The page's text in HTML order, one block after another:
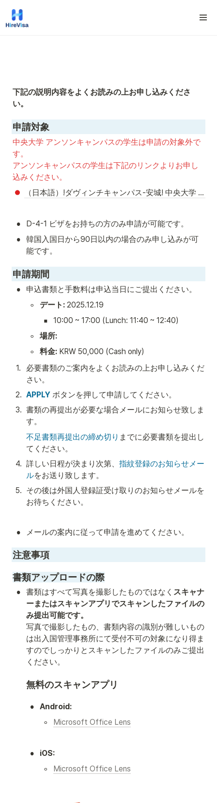
下記の説明内容をよくお読みの上お申し込みくださ
い。
申請対象
中央大学 アンソンキャンパスの学生は申請の対象外で
す。
アンソンキャンパスの学生は下記のリンクよりお申し
込みください。
（日本語）!ダヴィンチキャンパス-安城! 中央大学 言語教育院
• D-4-1 ビザをお持ちの方のみ申請が可能です。
•
韓国入国日から90日以内の場合のみ申し込みが可
能です。
申請期間
• 申込書類と手数料は申込当日にご提出ください。
◦ デート: 2025.12.19
▪ 10:00 ~ 17:00 (Lunch: 11:40 ~ 12:40)
◦ 場所:
◦ 料金: KRW 50,000 (Cash only)
1.
必要書類のご案内をよくお読みの上お申し込みくだ
さい。
2. APPLY ボタンを押して申請してください。
3. 書類の再提出が必要な場合メールにお知らせ致しま
す。
不足書類再提出の締め切り までに必要書類を提出し
てください。
4. 詳しい日程が決まり次第、 指紋登録のお知らせメー
ルをお送り致します。
5. その後は外国人登録証受け取りのお知らせメールを
お待ちください。
• メールの案内に従って申請を進めてください。
注意事項
書類アップロードの際
• 書類はすべて写真を撮影したものではなく スキャナ
ーまたはスキャンアプリでスキャンしたファイルの
み提出可能です。
写真で撮影したもの、書類内容の識別が難しいもの
は出入国管理事務所にて受付不可の対象になり得ま
すのでしっかりとスキャンしたファイルのみご提出
ください。
無料のスキャンアプリ
• Android:
◦ Microsoft Office Lens
• iOS:
◦ Microsoft Office Lens